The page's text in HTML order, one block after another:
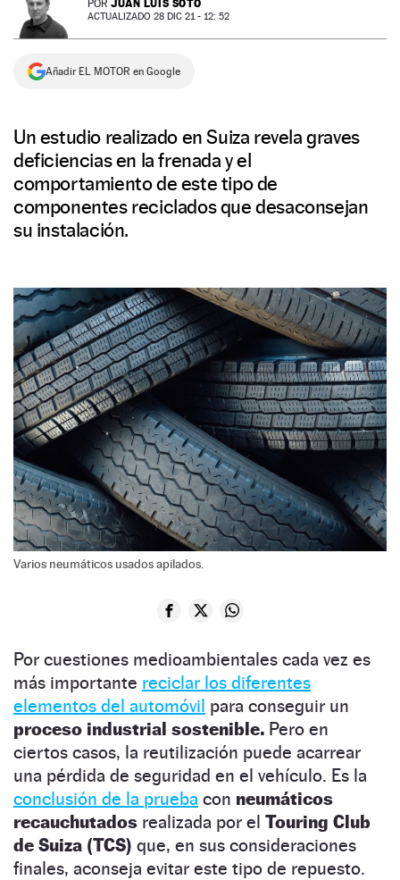
NEWSLETTER
SÍGUENOS
POR JUAN LUIS SOTO
ACTUALIZADO 28 DIC 21 - 12: 52
Añadir EL MOTOR en Google
Un estudio realizado en Suiza revela graves
deficiencias en la frenada y el
comportamiento de este tipo de
componentes reciclados que desaconsejan
su instalación.
Varios neumáticos usados apilados.
Por cuestiones medioambientales cada vez es
más importante reciclar los diferentes
elementos del automóvil para conseguir un
proceso industrial sostenible. Pero en
ciertos casos, la reutilización puede acarrear
una pérdida de seguridad en el vehículo. Es la
conclusión de la prueba con neumáticos
recauchutados realizada por el Touring Club
de Suiza (TCS) que, en sus consideraciones
finales, aconseja evitar este tipo de repuesto.